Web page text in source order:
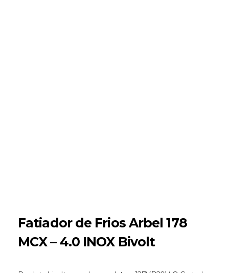
Fatiador de Frios Arbel 178
MCX – 4.0 INOX Bivolt